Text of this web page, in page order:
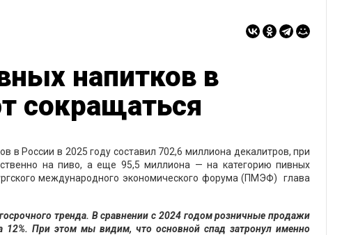
напитков в
сокращаться
России в 2025 году составил 702,6 миллиона декалитров, при
на пиво, а еще 95,5 миллиона — на категорию пивных
международного экономического форума (ПМЭФ) глава
тренда. В сравнении с 2024 годом розничные продажи
12%. При этом мы видим, что основной спад затронул именно